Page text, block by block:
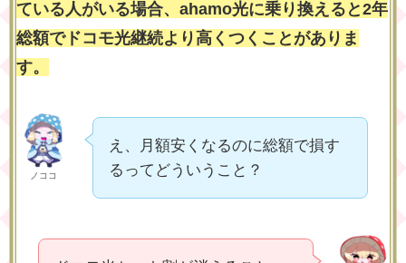
ている人がいる場合、ahamo光に乗り換えると2年
総額でドコモ光継続より高くつくことがありま
す。
ノココ
え、月額安くなるのに総額で損す
るってどういうこと？